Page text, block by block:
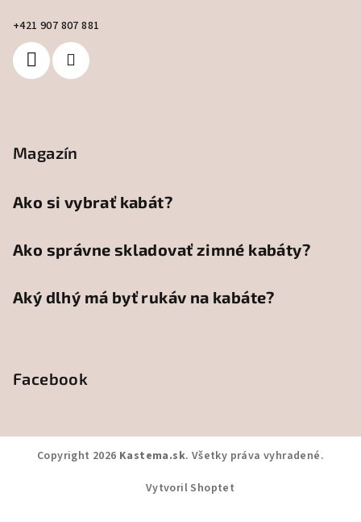
+421 907 807 881
Magazín
Ako si vybrať kabát?
Ako správne skladovať zimné kabáty?
Aký dlhý má byť rukáv na kabáte?
Facebook
Copyright 2026 Kastema.sk. Všetky práva vyhradené.
Vytvoril Shoptet